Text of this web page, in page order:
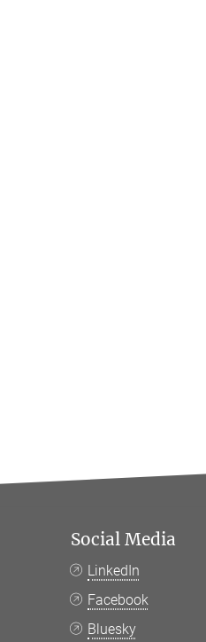
Social Media
LinkedIn
Facebook
Bluesky